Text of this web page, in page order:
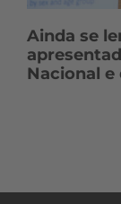
Ainda se
Nacional e